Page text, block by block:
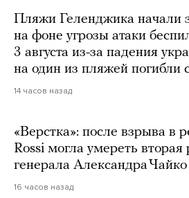
Пляжи Геленджика начали
на фоне угрозы атаки
3 августа из-за падения
на один из пляжей погибли
14 часов назад
«Верстка»: после взрыва в
Rossi могла умереть вторая
генерала Александра Чайко
16 часов назад